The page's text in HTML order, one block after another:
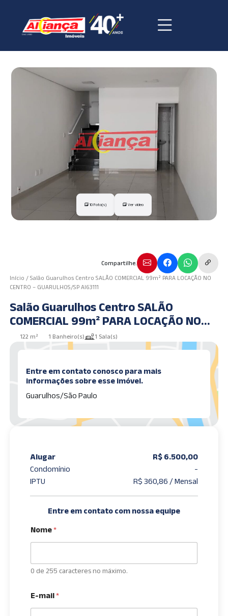
10 Foto(s) Ver vídeo
Compartilhe.
Início /Salão Guarulhos Centro SALÃO COMERCIAL 99m² PARA LOCAÇÃO NO
CENTRO – GUARULHOS/SP AI63111
Salão Guarulhos Centro SALÃO
COMERCIAL 99m² PARA LOCAÇÃO NO
122 m² 1 Banheiro(s) 1 Sala(s)
Entre em contato conosco para mais
informações sobre esse imóvel.
Guarulhos/São Paulo
Alugar
R$ 6.500,00
Condomínio
-
IPTU
R$ 360,86 / Mensal
Entre em contato com nossa equipe
Nome*
0 de 255 caracteres no máximo.
E-mail*